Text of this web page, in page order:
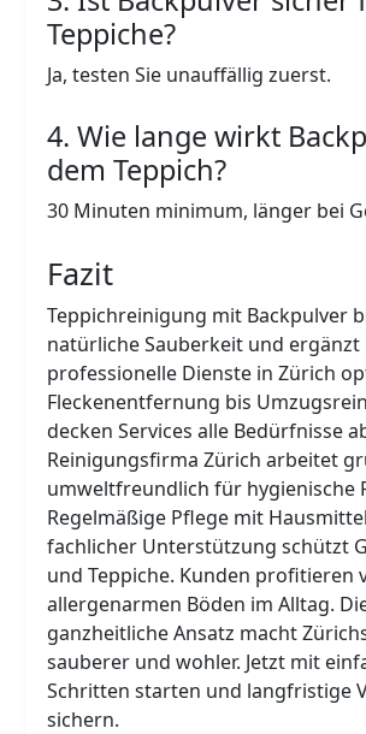
Teppiche?
Ja, testen Sie unauffällig zuerst.
4. Wie lange wirkt
dem Teppich?
30 Minuten minimum, länger bei
Fazit
Teppichreinigung mit Backpulver
natürliche Sauberkeit und ergänzt
professionelle Dienste in Zürich
Fleckenentfernung bis
decken Services alle Bedürfnisse
Reinigungsfirma Zürich arbeitet
umweltfreundlich für hygienische
Regelmäßige Pflege mit
fachlicher Unterstützung schützt
und Teppiche. Kunden profitieren
allergenarmen Böden im Alltag.
ganzheitliche Ansatz macht
sauberer und wohler. Jetzt mit
Schritten starten und langfristige
sichern.